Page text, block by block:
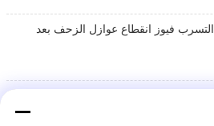
37KV 150BIL التسرب فيوز انقطاع عوازل الزحف بعد